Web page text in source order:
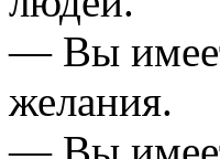
— Вы
желания.